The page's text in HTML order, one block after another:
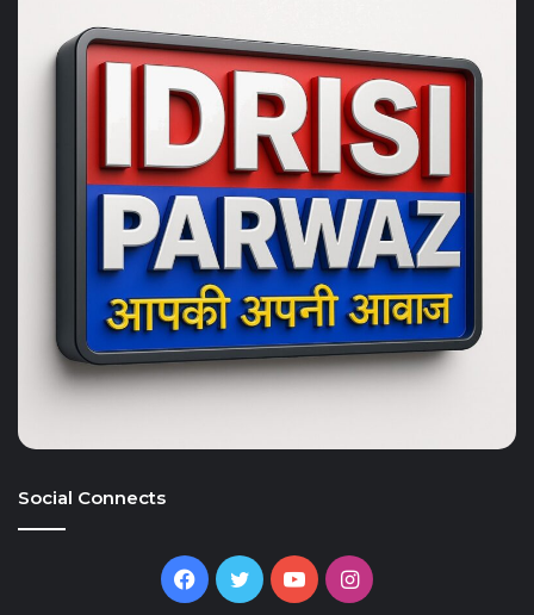
Social Connects
Facebook
TwitterYouTubeInstagram